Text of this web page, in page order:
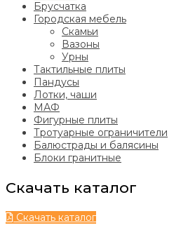
Брусчатка
Городская мебель
Скамьи
Вазоны
Урны
Тактильные плиты
Пандусы
Лотки, чаши
МАФ
Фигурные плиты
Тротуарные ограничители
Балюстрады и балясины
Блоки гранитные
Скачать каталог
Скачать каталог